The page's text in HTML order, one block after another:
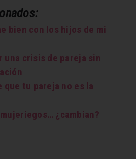
bien con los hijos de mi
una crisis de pareja sin
que tu pareja no es la
¿cambian?